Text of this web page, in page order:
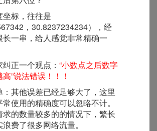
坐标，往往是
，30.8237234234），经
长一串，给人感觉非常精确一
正一个观点： “小数点之后数字
”说法错误！！！
：其他误差已经足够大了，这里
使用的精确度可以忽略不计。
的数量较多的的情况下，繁长
费了很多网络流量。